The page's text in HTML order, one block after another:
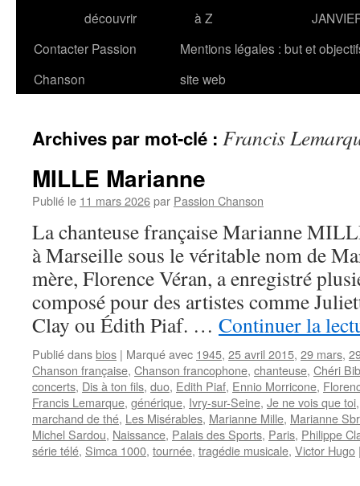
découvrir
à Z
Contacter Passion
Chanson
Mentions légales : but et
site web
Archives par mot-clé : Francis
MILLE Marianne
Publié le 11 mars 2026par Passion Chanson
La chanteuse française Marianne
à Marseille sous le véritable nom de
mère, Florence Véran, a enregistré
composé pour des artistes comme
Clay ou Édith Piaf. … Continuer la
Publié dansbios | Marqué avec 1945, 25 avril 2015, 29 mars,
Chanson française, Chanson francophone, chanteuse, Chéri
concerts, Dis à ton fils, duo, Edith Piaf, Ennio Morricone,
Francis Lemarque, générique, Ivry-sur-Seine, Je ne vois que toi
marchand de thé, Les Misérables, Marianne Mille, Marianne
Michel Sardou, Naissance, Palais des Sports, Paris, Philippe
série télé, Simca 1000, tournée, tragédie musicale, Victor Hugo